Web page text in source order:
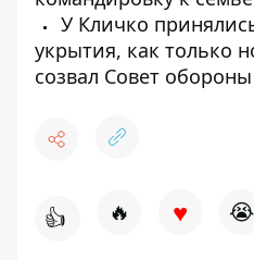
У Кличко
укрытия, как только
созвал Совет обороны
👍 🔥 ♥ 😭